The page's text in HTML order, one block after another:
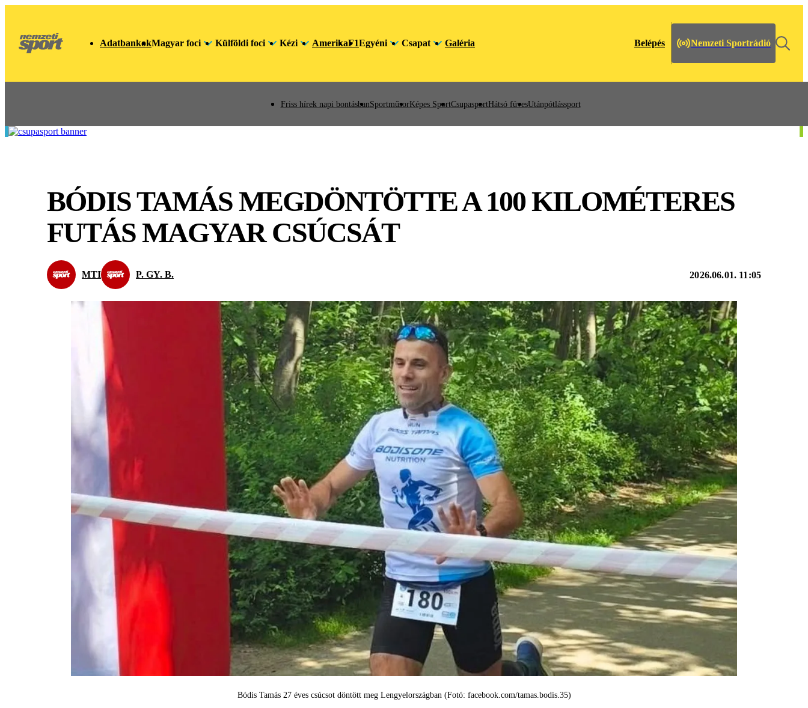
AdatbankokMagyar foci Külföldi foci Kézi AmerikaF1Egyéni Csapat Galéria Belépés Nemzeti Sportrádió
Friss hírek napi bontásbanSportműsorKépes SportCsupasportHátsó füvesUtánpótlássport
BÓDIS TAMÁS MEGDÖNTÖTTE A 100 KILOMÉTERES
FUTÁS MAGYAR CSÚCSÁT
MTI P. GY. B. 2026.06.01. 11:05
Bódis Tamás 27 éves csúcsot döntött meg Lengyelországban (Fotó: facebook.com/tamas.bodis.35)